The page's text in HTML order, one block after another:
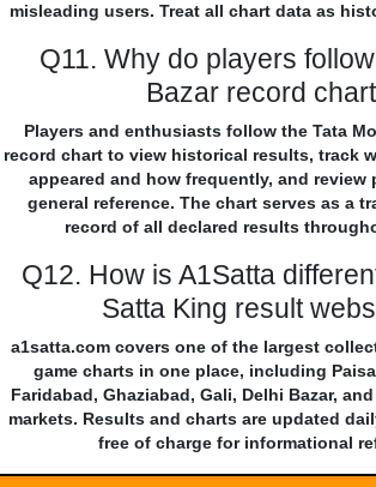
misleading users. Treat all chart data as
Q11. Why do players
Bazar record
Players and enthusiasts follow the Tata
record chart to view historical results, track
appeared and how frequently, and review
general reference. The chart serves as a
record of all declared results
Q12. How is A1Satta
Satta King result
a1satta.com covers one of the largest
game charts in one place, including Paisa
Faridabad, Ghaziabad, Gali, Delhi Bazar,
markets. Results and charts are updated
free of charge for informational